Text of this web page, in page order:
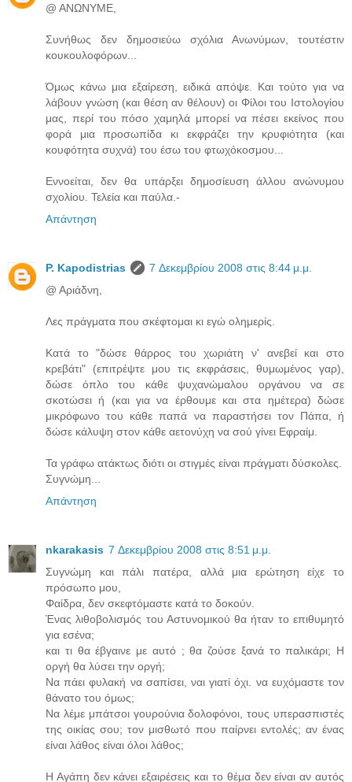
@ ΑΝΩΝΥΜΕ,
Συνήθως δεν δημοσιεύω σχόλια Ανωνύμων, τουτέστιν
κουκουλοφόρων...
Όμως κάνω μια εξαίρεση, ειδικά απόψε. Και τούτο για να
λάβουν γνώση (και θέση αν θέλουν) οι Φίλοι του Ιστολογίου
μας, περί του πόσο χαμηλά μπορεί να πέσει εκείνος που
φορά μια προσωπίδα κι εκφράζει την κρυφιότητα (και
κουφότητα συχνά) του έσω του φτωχόκοσμου...
Εννοείται, δεν θα υπάρξει δημοσίευση άλλου ανώνυμου
σχολίου. Τελεία και παύλα.-
Απάντηση
P. Kapodistrias
7 Δεκεμβρίου 2008 στις 8:44 μ.μ.
@ Αριάδνη,
Λες πράγματα που σκέφτομαι κι εγώ ολημερίς.
Κατά το "δώσε θάρρος του χωριάτη ν' ανεβεί και στο
κρεβάτι" (επιτρέψτε μου τις εκφράσεις, θυμωμένος γαρ),
δώσε όπλο του κάθε ψυχανώμαλου οργάνου να σε
σκοτώσει ή (και για να έρθουμε και στα ημέτερα) δώσε
μικρόφωνο του κάθε παπά να παραστήσει τον Πάπα, ή
δώσε κάλυψη στον κάθε αετονύχη να σού γίνει Εφραίμ.
Τα γράφω ατάκτως διότι οι στιγμές είναι πράγματι δύσκολες.
Συγνώμη...
Απάντηση
nkarakasis 7 Δεκεμβρίου 2008 στις 8:51 μ.μ.
Συγνώμη και πάλι πατέρα, αλλά μια ερώτηση είχε το
πρόσωπο μου,
Φαίδρα, δεν σκεφτόμαστε κατά το δοκούν.
Ένας λιθοβολισμός του Αστυνομικού θα ήταν το επιθυμητό
για εσένα;
και τι θα έβγαινε με αυτό ; θα ζούσε ξανά το παλικάρι; Η
οργή θα λύσει την οργή;
Να πάει φυλακή να σαπίσει, ναι γιατί όχι. να ευχόμαστε τον
θάνατο του όμως;
Να λέμε μπάτσοι γουρούνια δολοφόνοι, τους υπερασπιστές
της οικίας σου; τον μισθωτό που παίρνει εντολές; αν ένας
είναι λάθος είναι όλοι λάθος;
Η Αγάπη δεν κάνει εξαιρέσεις και το θέμα δεν είναι αν αυτός